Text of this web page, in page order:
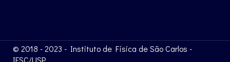
© 2018 - 2023 - Instituto de Física de São Carlos -
IFSC/USP